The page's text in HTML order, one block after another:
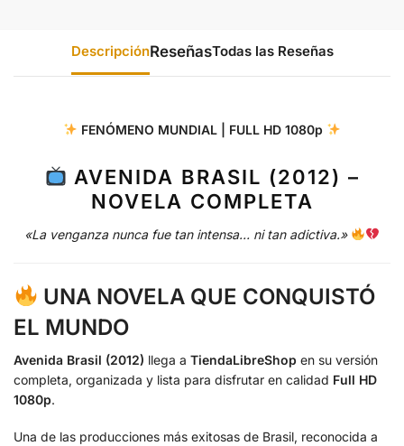
Descripción Todas las Reseñas
FENÓMENO MUNDIAL | FULL HD 1080p
AVENIDA BRASIL (2012) –
NOVELA COMPLETA
«La venganza nunca fue tan intensa… ni tan adictiva.»
UNA NOVELA QUE CONQUISTÓ
EL MUNDO
Avenida Brasil (2012) llega a TiendaLibreShop en su versión
completa, organizada y lista para disfrutar en calidad Full HD
1080p.
Una de las producciones más exitosas de Brasil, reconocida a